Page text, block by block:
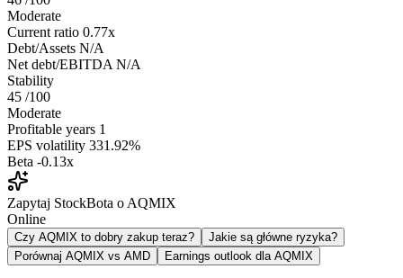
Moderate
Current ratio 0.77x
Debt/Assets N/A
Net debt/EBITDA N/A
Stability
45 /100
Moderate
Profitable years 1
EPS volatility 331.92%
Beta -0.13x
Zapytaj StockBota o AQMIX
Online
Czy AQMIX to dobry zakup teraz?
Jakie są główne ryzyka?
Porównaj AQMIX vs AMD
Earnings outlook dla AQMIX